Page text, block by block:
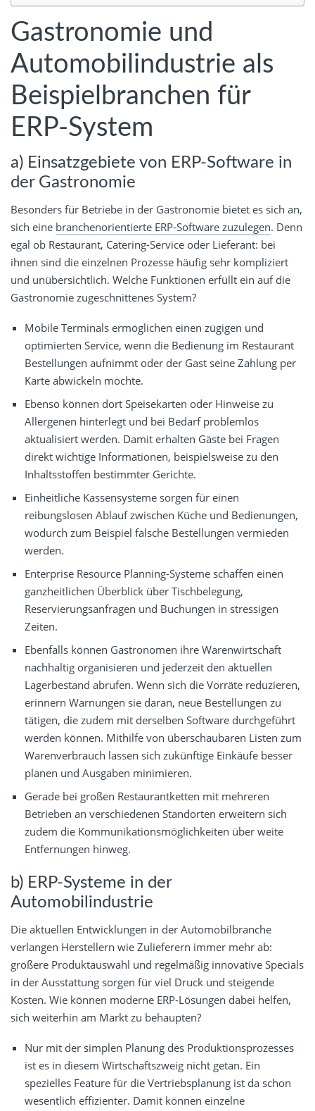
Gastronomie und
Automobilindustrie als
Beispielbranchen für
ERP-System
a) Einsatzgebiete von ERP-Software in
der Gastronomie
Besonders für Betriebe in der Gastronomie bietet es sich an,
sich eine branchenorientierte ERP-Software zuzulegen. Denn
egal ob Restaurant, Catering-Service oder Lieferant: bei
ihnen sind die einzelnen Prozesse häufig sehr kompliziert
und unübersichtlich. Welche Funktionen erfüllt ein auf die
Gastronomie zugeschnittenes System?
Mobile Terminals ermöglichen einen zügigen und
optimierten Service, wenn die Bedienung im Restaurant
Bestellungen aufnimmt oder der Gast seine Zahlung per
Karte abwickeln möchte.
Ebenso können dort Speisekarten oder Hinweise zu
Allergenen hinterlegt und bei Bedarf problemlos
aktualisiert werden. Damit erhalten Gäste bei Fragen
direkt wichtige Informationen, beispielsweise zu den
Inhaltsstoffen bestimmter Gerichte.
Einheitliche Kassensysteme sorgen für einen
reibungslosen Ablauf zwischen Küche und Bedienungen,
wodurch zum Beispiel falsche Bestellungen vermieden
werden.
Enterprise Resource Planning-Systeme schaffen einen
ganzheitlichen Überblick über Tischbelegung,
Reservierungsanfragen und Buchungen in stressigen
Zeiten.
Ebenfalls können Gastronomen ihre Warenwirtschaft
nachhaltig organisieren und jederzeit den aktuellen
Lagerbestand abrufen. Wenn sich die Vorräte reduzieren,
erinnern Warnungen sie daran, neue Bestellungen zu
tätigen, die zudem mit derselben Software durchgeführt
werden können. Mithilfe von überschaubaren Listen zum
Warenverbrauch lassen sich zukünftige Einkäufe besser
planen und Ausgaben minimieren.
Gerade bei großen Restaurantketten mit mehreren
Betrieben an verschiedenen Standorten erweitern sich
zudem die Kommunikationsmöglichkeiten über weite
Entfernungen hinweg.
b) ERP-Systeme in der
Automobilindustrie
Die aktuellen Entwicklungen in der Automobilbranche
verlangen Herstellern wie Zulieferern immer mehr ab:
größere Produktauswahl und regelmäßig innovative Specials
in der Ausstattung sorgen für viel Druck und steigende
Kosten. Wie können moderne ERP-Lösungen dabei helfen,
sich weiterhin am Markt zu behaupten?
Nur mit der simplen Planung des Produktionsprozesses
ist es in diesem Wirtschaftszweig nicht getan. Ein
spezielles Feature für die Vertriebsplanung ist da schon
wesentlich effizienter. Damit können einzelne